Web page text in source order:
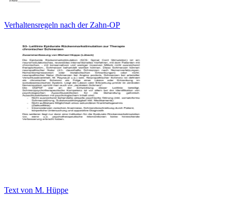
Verhaltensregeln nach der Zahn-OP
Text von M. Hüppe